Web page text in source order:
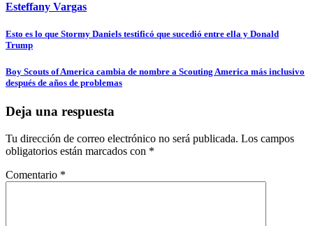
Esteffany Vargas
Navegación
entradas
Esto es lo que Stormy Daniels testificó que sucedió entre ella y Donald
Trump
Boy Scouts of America cambia de nombre a Scouting America más inclusivo
después de años de problemas
Deja una respuesta
Tu dirección de correo electrónico no será publicada. Los campos
obligatorios están marcados con *
Comentario *